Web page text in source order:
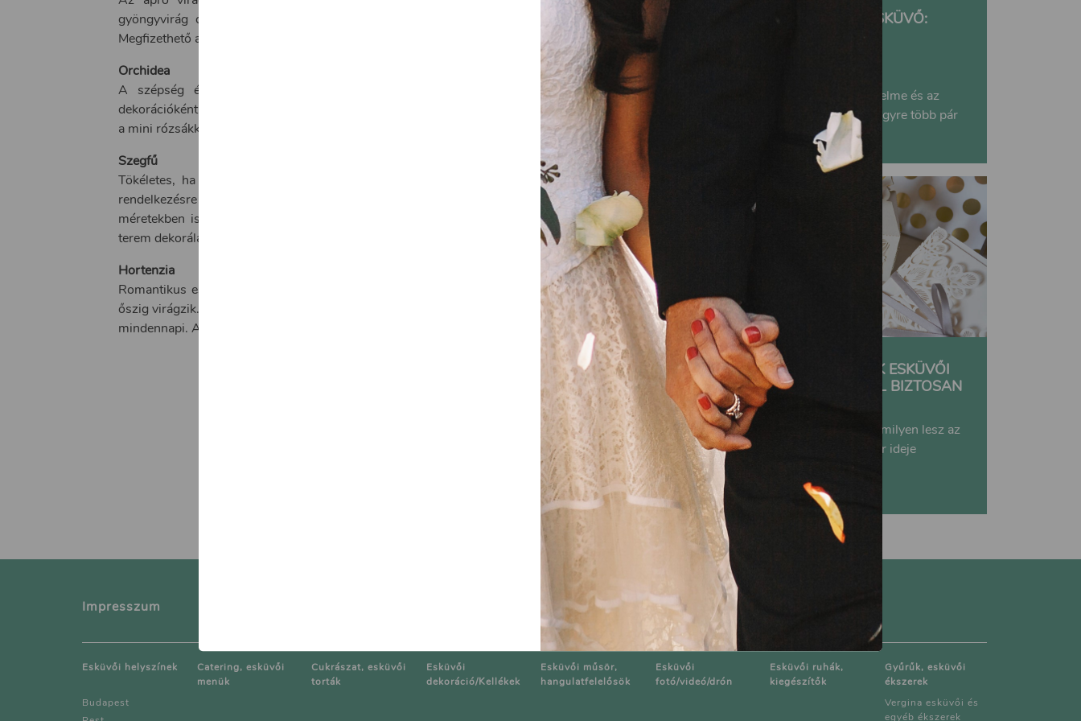
gyöngyvirág díszítette. Tavaszi esküvők nagy kedvence, az év többi részében elég drága.
Megfizethető alternatíva lehet, hogy csak néhány szálat köttetsz a csokorba.
Orchidea
A szépség és a kifinomultság szimbóluma. Trópusi, tengerparti témájú menyegzőkön
dekorációként is szolgálhat, de az arák legtöbbször a csokorba választják. Remekül párosítható
a mini rózsákkal. Előnye még, hogy egész évben elérhető.
Szegfű
Tökéletes, ha pénztárcabarát megoldást keresel. Könnyen hozzájuthatsz, bármilyen színben
rendelkezésre áll. A virágkötők is kedvelik, hisz könnyű vele dolgozni. A szegfű különböző
méretekben is elérhető. Különösen jól mutat gömbcsokorban, továbbá asztaldíszekhez és a
terem dekorálására is remek választás.
Hortenzia
Romantikus esküvőkre szebbet nem is kívánhatnál. A kellemes illatú hortenzia kora tavasztól
őszig virágzik. Nagy fejével és élénk - rózsaszín, kék, bordó, lila - színével igazán mutatós, nem
mindennapi. Az ára megfizethető, jól kombinálható rózsával és liliommal is.
ILYEN AZ IGAZI ÖKOESKÜVŐ:
A természet szeretete, védelme és az
újrahasznosítás jegyében egyre több pár
A LEGSZEBB IDÉZETEK ESKÜVŐI
MEGHÍVÓRA: EZEKBŐL BIZTOSAN
TUDTOK VÁLASZTANI
Megálmodtátok már, hogy milyen lesz az
esküvői meghívótok? Akkor ideje
Impresszum Médiaajánlat
Esküvői helyszínek
Budapest
Catering, esküvői
menük
Cukrászat, esküvői
torták
Esküvői
dekoráció/Kellékek
Esküvői műsör,
hangulatfelelősök
Esküvői
fotó/videó/drón
Esküvői ruhák,
kiegészítők
Gyűrűk, esküvői
ékszerek
Vergina esküvői és
egyéb ékszerek